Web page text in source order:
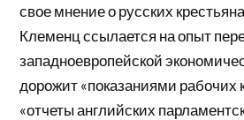
свое мнение о русских
Клеменц ссылается на опыт
западноевропейской
дорожит «показаниями рабочих
«отчеты английских